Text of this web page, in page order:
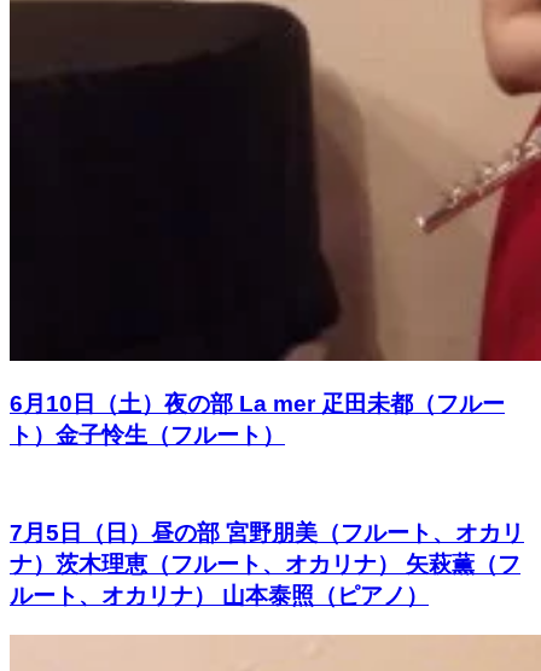
6月10日（土）夜の部 La mer 疋田未都（フルー
ト）金子怜生（フルート）
7月5日（日）昼の部 宮野朋美（フルート、オカリ
ナ）茨木理恵（フルート、オカリナ） 矢萩薫（フ
ルート、オカリナ） 山本泰照（ピアノ）